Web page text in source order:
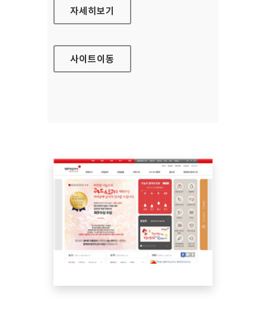
현대 하이라이프 손해사정 홈페이지
자세히보기
사이트이동